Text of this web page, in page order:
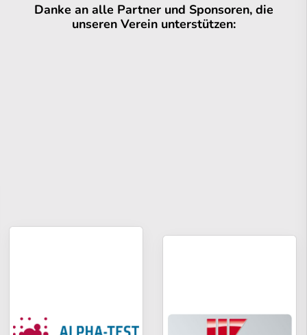
Danke an alle Partner und Sponsoren, die
unseren Verein unterstützen: